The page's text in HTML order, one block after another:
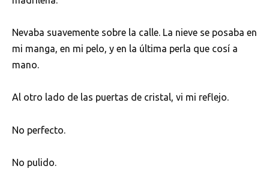
Nevaba suavemente sobre la calle. La nieve se posaba en
mi manga, en mi pelo, y en la última perla que cosí a
mano.
Al otro lado de las puertas de cristal, vi mi reflejo.
No perfecto.
No pulido.